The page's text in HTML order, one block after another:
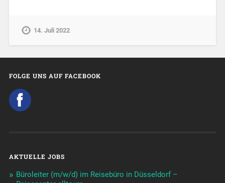
14. Juli 2022
FOLGE UNS AUF FACEBOOK
AKTUELLE JOBS
Büroleiter (m/w/d) im Reisebüro in Düsseldorf –